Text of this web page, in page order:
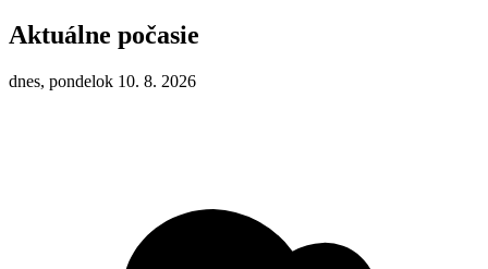
Aktuálne počasie
dnes, pondelok 10. 8. 2026